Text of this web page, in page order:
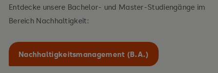
Entdecke unsere Bachelor- und Master-Studiengänge im
Bereich Nachhaltigkeit:
Nachhaltigkeitsmanagement (B.A.)